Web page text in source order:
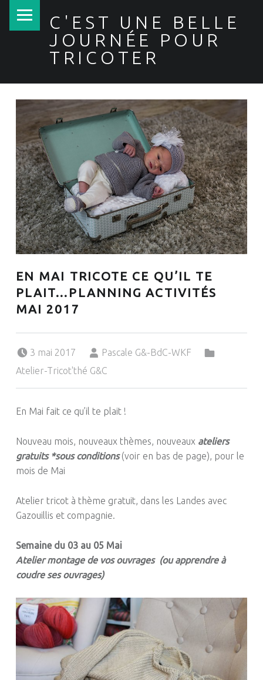
C'EST UNE BELLE
JOURNÉE POUR
TRICOTER
EN MAI TRICOTE CE QU’IL TE
PLAIT…PLANNING ACTIVITÉS
MAI 2017
3 mai 2017
Pascale G&-BdC-WKF
Atelier-Tricot'thé G&C
En Mai fait ce qu’il te plait !
Nouveau mois, nouveaux thèmes, nouveaux ateliers
gratuits *sousconditions (voir en bas de page), pour le
mois de Mai
Atelier tricot à thème gratuit, dans les Landes avec
Gazouillis et compagnie.
Semaine du 03 au 05 Mai
Atelier montage de vos ouvrages (ou apprendre à
coudre ses ouvrages)